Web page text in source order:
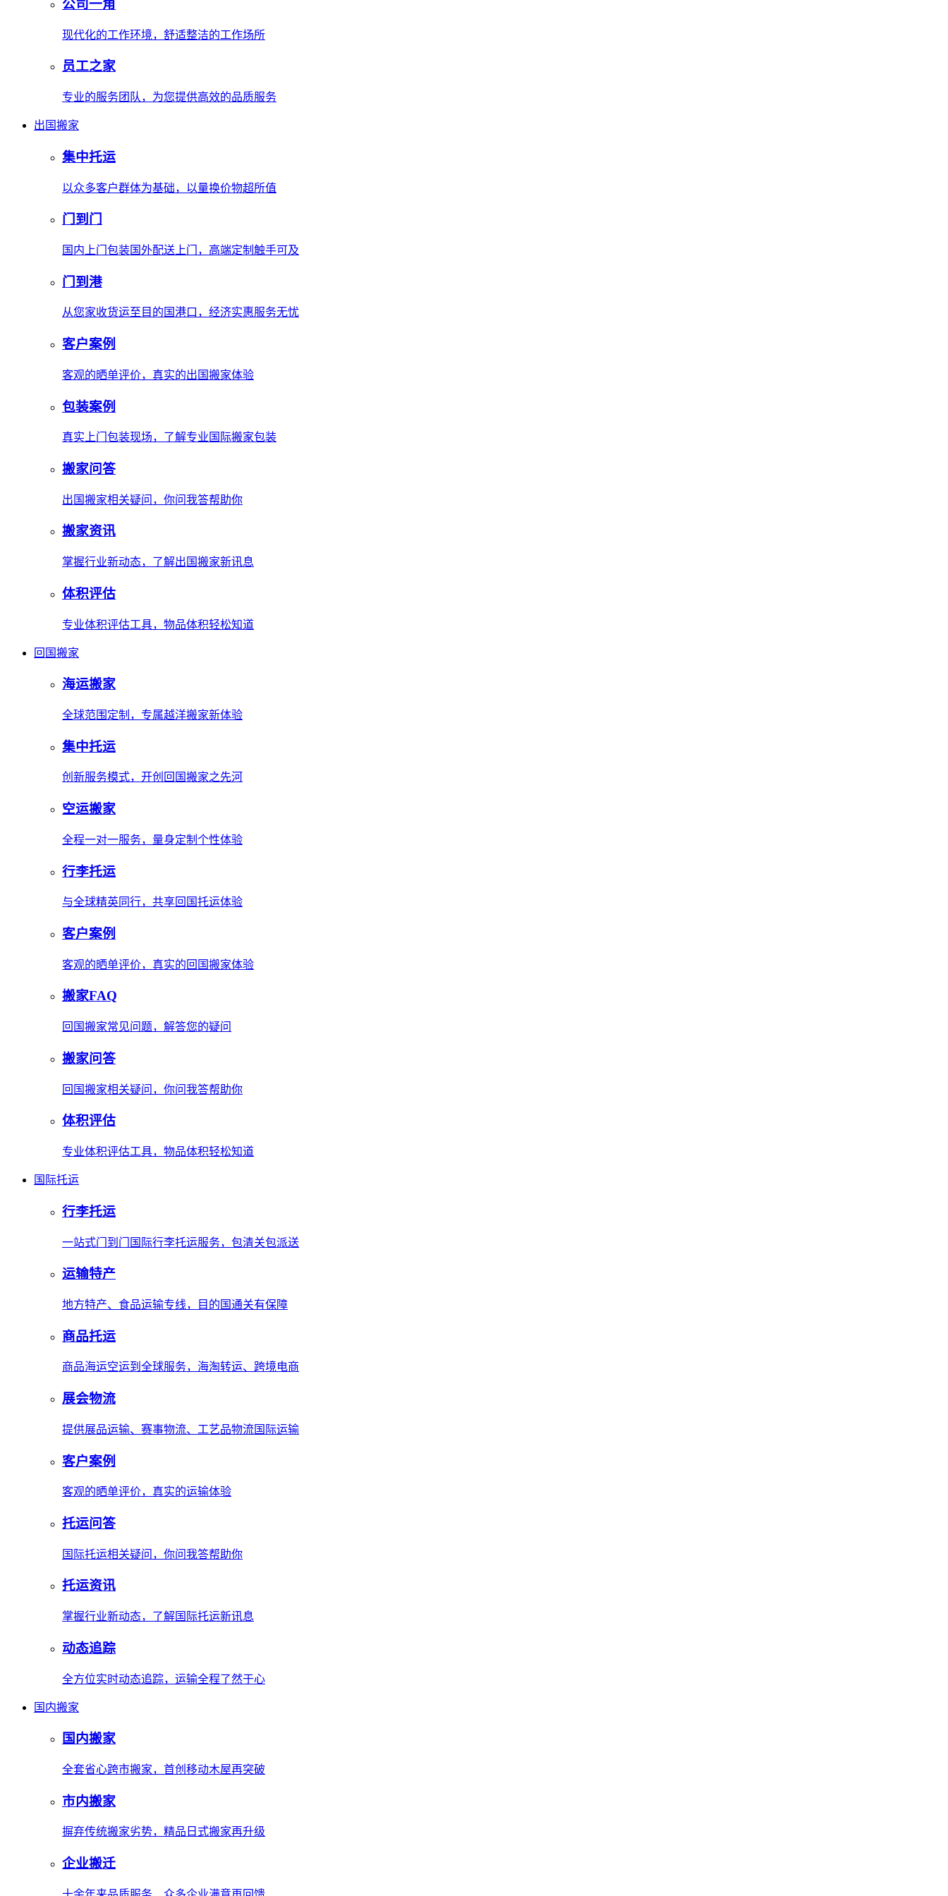
公司一角
现代化的工作环境，舒适整洁的工作场所
员工之家
专业的服务团队，为您提供高效的品质服务
出国搬家
集中托运
以众多客户群体为基础，以量换价物超所值
门到门
国内上门包装国外配送上门，高端定制触手可及
门到港
从您家收货运至目的国港口，经济实惠服务无忧
客户案例
客观的晒单评价，真实的出国搬家体验
包装案例
真实上门包装现场，了解专业国际搬家包装
搬家问答
出国搬家相关疑问，你问我答帮助你
搬家资讯
掌握行业新动态，了解出国搬家新讯息
体积评估
专业体积评估工具，物品体积轻松知道
回国搬家
海运搬家
全球范围定制，专属越洋搬家新体验
集中托运
创新服务模式，开创回国搬家之先河
空运搬家
全程一对一服务，量身定制个性体验
行李托运
与全球精英同行，共享回国托运体验
客户案例
客观的晒单评价，真实的回国搬家体验
搬家FAQ
回国搬家常见问题，解答您的疑问
搬家问答
回国搬家相关疑问，你问我答帮助你
体积评估
专业体积评估工具，物品体积轻松知道
国际托运
行李托运
一站式门到门国际行李托运服务，包清关包派送
运输特产
地方特产、食品运输专线，目的国通关有保障
商品托运
商品海运空运到全球服务，海淘转运、跨境电商
展会物流
提供展品运输、赛事物流、工艺品物流国际运输
客户案例
客观的晒单评价，真实的运输体验
托运问答
国际托运相关疑问，你问我答帮助你
托运资讯
掌握行业新动态，了解国际托运新讯息
动态追踪
全方位实时动态追踪，运输全程了然于心
国内搬家
国内搬家
全套省心跨市搬家，首创移动木屋再突破
市内搬家
摒弃传统搬家劣势，精品日式搬家再升级
企业搬迁